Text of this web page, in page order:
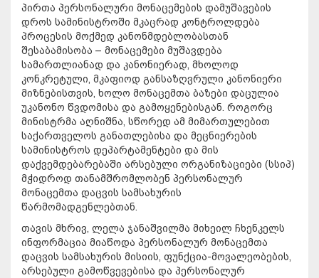
პირთა პერსონალური მონაცემების დამუშავების
დროს სამინისტროში მკაცრად კონტროლდება
პროცესის მოქმედ კანონმდებლობასთან
შესაბამისობა – მონაცემები მუშავდება
სამართლიანად და კანონიერად, მხოლოდ
კონკრეტული, მკაფიოდ განსაზღვრული კანონიერი
მიზნებისთვის, ხოლო მონაცემთა ბაზები დაცულია
უკანონო წვდომისა და გამოყენებისგან. როგორც
მინისტრმა აღნიშნა, სწორედ ამ მიმართულებით
საქართველოს განათლებისა და მეცნიერების
სამინისტროს დეპარტამენტები და მის
დაქვემდებარებაში არსებული ორგანიზაციები (სსიპ)
მჭიდროდ თანამშრომლობენ პერსონალურ
მონაცემთა დაცვის სამსახურის
წარმომადგენლებთან.
თავის მხრივ, ლელა ჯანაშვილმა მიხეილ ჩხენკელს
ინფორმაცია მიაწოდა პერსონალურ მონაცემთა
დაცვის სამსახურის მისიის, ფუნქცია-მოვალეობების,
არსებული გამოწვევებისა და პერსონალურ